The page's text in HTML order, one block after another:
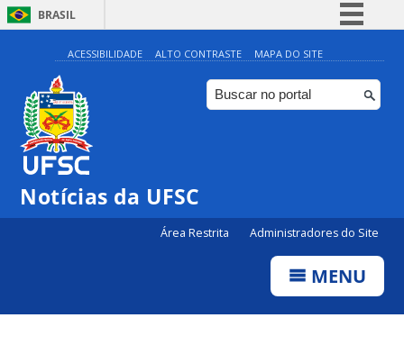
BRASIL
Simplifique!
Comunica BR
Participe
ACESSIBILIDADE ALTO CONTRASTE MAPA DO SITE
Notícias da UFSC
Área Restrita Administradores do Site
MENU